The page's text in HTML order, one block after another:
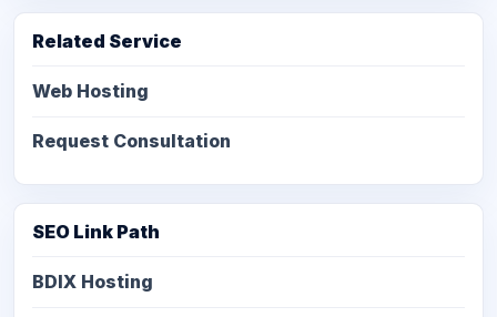
Related Service
Web Hosting
Request Consultation
SEO Link Path
BDIX Hosting